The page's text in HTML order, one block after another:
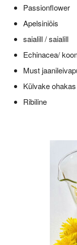
Passionflower
Apelsiniõis
saialill / saialill
Echinacea/
Must
Külvake ohakas
Ribiline